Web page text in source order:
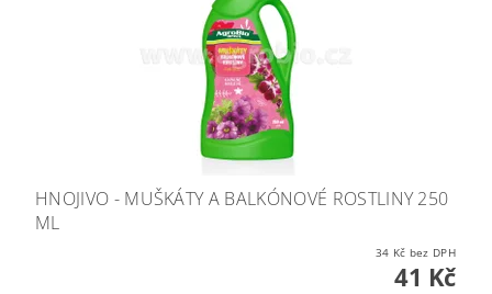
HNOJIVO - MUŠKÁTY A BALKÓNOVÉ ROSTLINY 250
ML
34 Kč bez DPH
41 Kč